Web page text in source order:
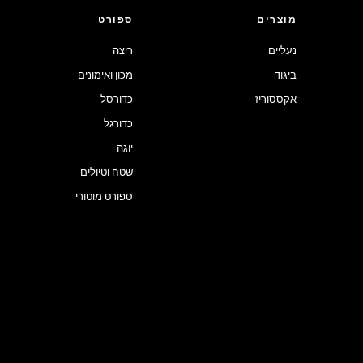
מוצרים
נעליים
ביגוד
אקססוריז
ספורט
ריצה
מכון ואימונים
כדורסל
כדורגל
יוגה
שטח וטיולים
ספורט מוטורי